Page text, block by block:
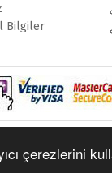
çerezlerini
Bilgiler